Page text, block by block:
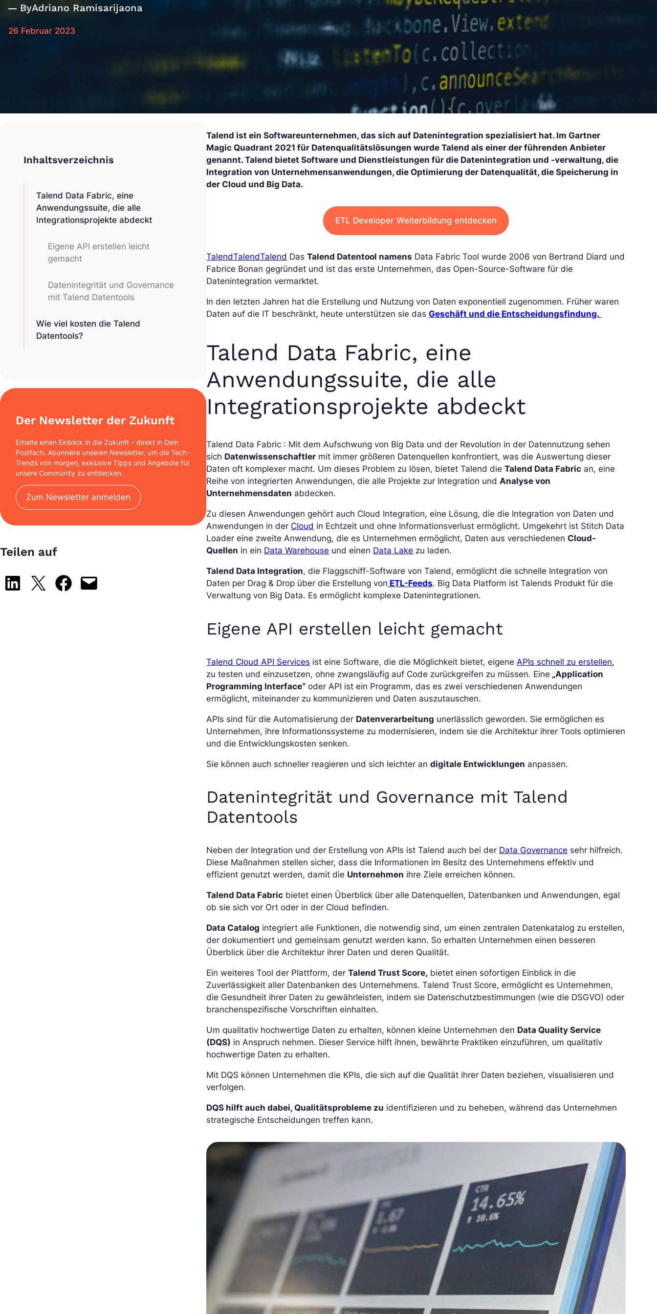
ByAdriano Ramisarijaona
26 Februar 2023
Talend Data Fabric, eine
Anwendungssuite, die alle
Integrationsprojekte abdeckt
Eigene API erstellen leicht
gemacht
Datenintegrität und Governance
mit Talend Datentools
Wie viel kosten die Talend
Datentools?
Der Newsletter der Zukunft
Erhalte einen Einblick in die Zukunft – direkt in Dein
Postfach. Abonniere unseren Newsletter, um die Tech-
Trends von morgen, exklusive Tipps und Angebote für
unsere Community zu entdecken.
Zum Newsletter anmelden
Teilen auf
Share on LinkedIn
Share on X Share on Facebook
Email this Page
Talend ist ein Softwareunternehmen, das sich auf Datenintegration spezialisiert hat. Im Gartner
Magic Quadrant 2021 für Datenqualitätslösungen wurde Talend als einer der führenden Anbieter
genannt. Talend bietet Software und Dienstleistungen für die Datenintegration und -verwaltung, die
Integration von Unternehmensanwendungen, die Optimierung der Datenqualität, die Speicherung in
der Cloud und Big Data.
ETL Developer Weiterbildung entdecken
TalendTalendTalend DasTalend Datentool namens Data Fabric Tool wurde 2006 von Bertrand Diard und
Fabrice Bonan gegründet und ist das erste Unternehmen, das Open-Source-Software für die
Datenintegration vermarktet.
In den letzten Jahren hat die Erstellung und Nutzung von Daten exponentiell zugenommen. Früher waren
Daten auf die IT beschränkt, heute unterstützen sie dasGeschäft und die Entscheidungsfindung.
Talend Data Fabric, eine
Anwendungssuite, die alle
Integrationsprojekte abdeckt
Talend Data Fabric : Mit dem Aufschwung von Big Data und der Revolution in der Datennutzung sehen
sich Datenwissenschaftler mit immer größeren Datenquellen konfrontiert, was die Auswertung dieser
Daten oft komplexer macht. Um dieses Problem zu lösen, bietet Talend dieTalend Data Fabric an, eine
Reihe von integrierten Anwendungen, die alle Projekte zur Integration undAnalyse von
Unternehmensdaten abdecken.
Zu diesen Anwendungen gehört auch Cloud Integration, eine Lösung, die die Integration von Daten und
Anwendungen in der Cloud in Echtzeit und ohne Informationsverlust ermöglicht. Umgekehrt ist Stitch Data
Loader eine zweite Anwendung, die es Unternehmen ermöglicht, Daten aus verschiedenenCloud-
Quellen in ein Data Warehouse und einen Data Lake zu laden.
Talend Data Integration, die Flaggschiff-Software von Talend, ermöglicht die schnelle Integration von
Daten per Drag & Drop über die Erstellung von ETL-Feeds. Big Data Platform ist Talends Produkt für die
Verwaltung von Big Data. Es ermöglicht komplexe Datenintegrationen.
Eigene API erstellen leicht gemacht
Talend Cloud API Services ist eine Software, die die Möglichkeit bietet, eigene APIs schnell zu erstellen,
zu testen und einzusetzen, ohne zwangsläufig auf Code zurückgreifen zu müssen. Eine „Application
Programming Interface“ oder API ist ein Programm, das es zwei verschiedenen Anwendungen
ermöglicht, miteinander zu kommunizieren und Daten auszutauschen.
APIs sind für die Automatisierung der Datenverarbeitung unerlässlich geworden. Sie ermöglichen es
Unternehmen, ihre Informationssysteme zu modernisieren, indem sie die Architektur ihrer Tools optimieren
und die Entwicklungskosten senken.
Sie können auch schneller reagieren und sich leichter andigitale Entwicklungen anpassen.
Datenintegrität und Governance mit Talend
Datentools
Neben der Integration und der Erstellung von APIs ist Talend auch bei der Data Governance sehr hilfreich.
Diese Maßnahmen stellen sicher, dass die Informationen im Besitz des Unternehmens effektiv und
effizient genutzt werden, damit die Unternehmen ihre Ziele erreichen können.
Talend Data Fabric bietet einen Überblick über alle Datenquellen, Datenbanken und Anwendungen, egal
ob sie sich vor Ort oder in der Cloud befinden.
Data Catalog integriert alle Funktionen, die notwendig sind, um einen zentralen Datenkatalog zu erstellen,
der dokumentiert und gemeinsam genutzt werden kann. So erhalten Unternehmen einen besseren
Überblick über die Architektur ihrer Daten und deren Qualität.
Ein weiteres Tool der Plattform, derTalend Trust Score, bietet einen sofortigen Einblick in die
Zuverlässigkeit aller Datenbanken des Unternehmens. Talend Trust Score, ermöglicht es Unternehmen,
die Gesundheit ihrer Daten zu gewährleisten, indem sie Datenschutzbestimmungen (wie die DSGVO) oder
branchenspezifische Vorschriften einhalten.
Um qualitativ hochwertige Daten zu erhalten, können kleine Unternehmen den Data Quality Service
(DQS) in Anspruch nehmen. Dieser Service hilft ihnen, bewährte Praktiken einzuführen, um qualitativ
hochwertige Daten zu erhalten.
Mit DQS können Unternehmen die KPIs, die sich auf die Qualität ihrer Daten beziehen, visualisieren und
verfolgen.
DQS hilft auch dabei, Qualitätsprobleme zu identifizieren und zu beheben, während das Unternehmen
strategische Entscheidungen treffen kann.